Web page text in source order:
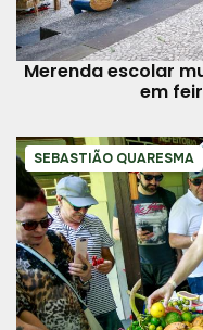
Merenda escolar
em
SEBASTIÃO QUARESMA